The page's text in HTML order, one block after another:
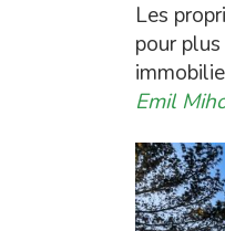
Les
pour
Emil